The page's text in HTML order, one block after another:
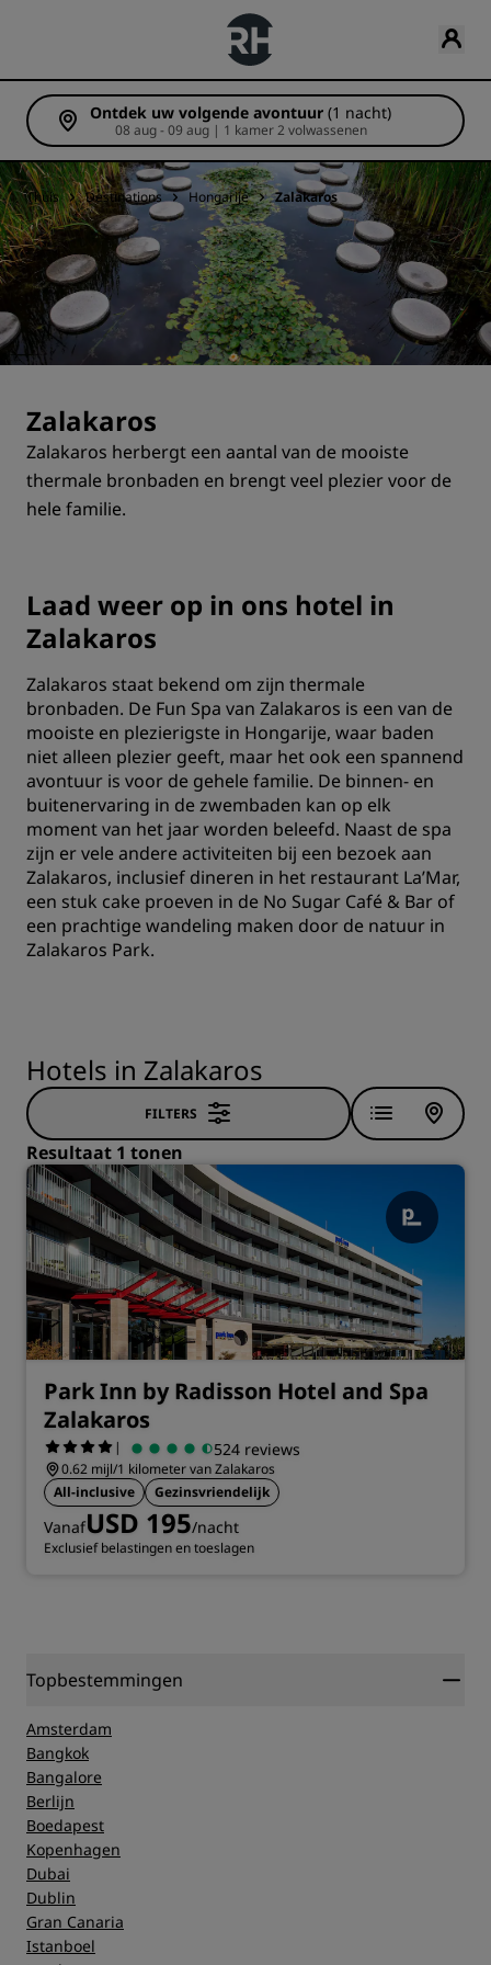
Ontdek uw volgende avontuur (1 nacht)
08 aug - 09 aug | 1 kamer 2 volwassenen
Thuis Destinations Hongarije Zalakaros
Zalakaros
Zalakaros herbergt een aantal van de mooiste
thermale bronbaden en brengt veel plezier voor de
hele familie.
Laad weer op in ons hotel in
Zalakaros
Zalakaros staat bekend om zijn thermale
bronbaden. De Fun Spa van Zalakaros is een van de
mooiste en plezierigste in Hongarije, waar baden
niet alleen plezier geeft, maar het ook een spannend
avontuur is voor de gehele familie. De binnen- en
buitenervaring in de zwembaden kan op elk
moment van het jaar worden beleefd. Naast de spa
zijn er vele andere activiteiten bij een bezoek aan
Zalakaros, inclusief dineren in het restaurant La’Mar,
een stuk cake proeven in de No Sugar Café & Bar of
een prachtige wandeling maken door de natuur in
Zalakaros Park.
Hotels in Zalakaros
FILTERS
Resultaat 1 tonen
Park Inn by Radisson Hotel and Spa
Zalakaros
| 524 reviews
0.62 mijl/1 kilometer van Zalakaros
All-inclusive
Gezinsvriendelijk
VanafUSD 195/nacht
Exclusief belastingen en toeslagen
Topbestemmingen
Amsterdam
Bangkok
Bangalore
Berlijn
Boedapest
Kopenhagen
Dubai
Dublin
Gran Canaria
Istanboel